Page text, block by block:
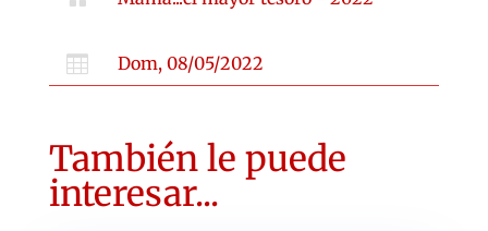
 Dom, 08/05/2022
También le puede
interesar...